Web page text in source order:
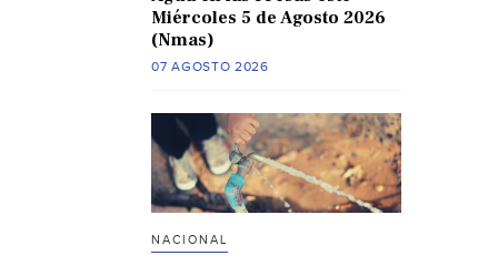
Miércoles 5 de Agosto 2026
(Nmas)
07 AGOSTO 2026
NACIONAL